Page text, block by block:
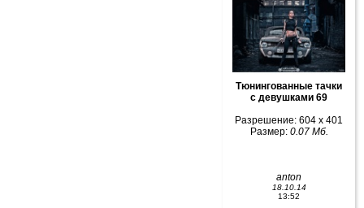
Тюнингованные тачки
с девушками 69
Разрешение: 604 x 401
Размер: 0.07 Мб.
anton
18.10.14
13:52